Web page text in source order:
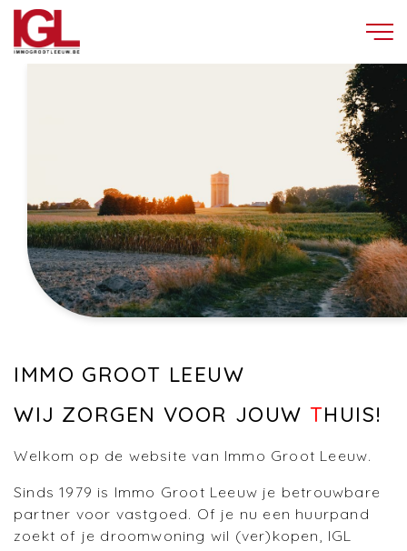
IMMO GROOT LEEUW
WIJ ZORGEN VOOR JOUW THUIS!
Welkom op de website van Immo Groot Leeuw.
Sinds 1979 is Immo Groot Leeuw je betrouwbare
partner voor vastgoed. Of je nu een huurpand
zoekt of je droomwoning wil (ver)kopen, IGL